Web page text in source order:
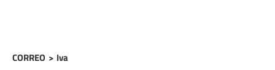
CORREO > Iva